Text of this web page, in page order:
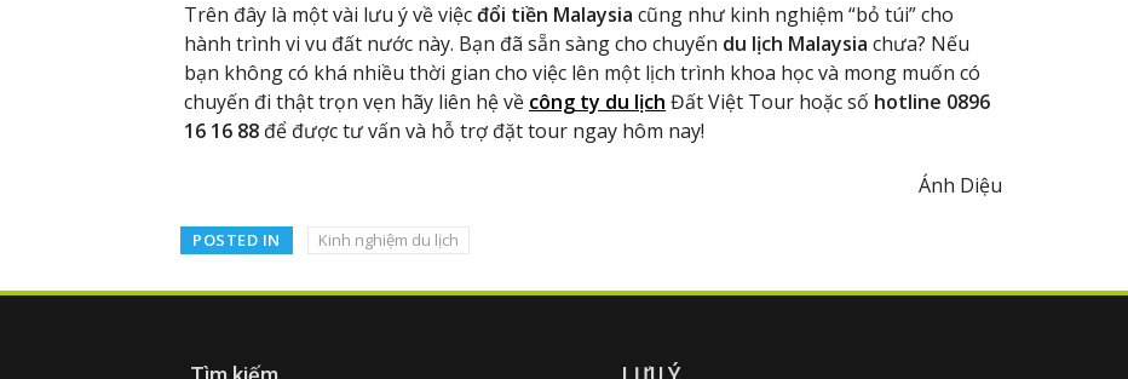
Trên đây là một vài lưu ý về việcđổi tiền Malaysia cũng như kinh nghiệm “bỏ túi” cho
hành trình vi vu đất nước này. Bạn đã sẵn sàng cho chuyến du lịch Malaysia chưa? Nếu
bạn không có khá nhiều thời gian cho việc lên một lịch trình khoa học và mong muốn có
chuyến đi thật trọn vẹn hãy liên hệ về công ty du lịch Đất Việt Tour hoặc số hotline 0896
16 16 88 để được tư vấn và hỗ trợ đặt tour ngay hôm nay!
Ánh Diệu
POSTED IN Kinh nghiệm du lịch